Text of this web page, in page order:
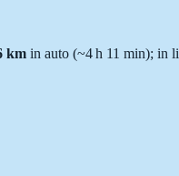
km in auto (~4 h 11 min); in